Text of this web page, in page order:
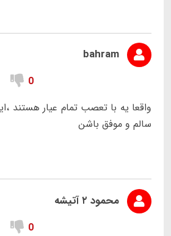
bahram
0
واقعا یه با تعصب تمام عیار هستند
سالم و موفق باشن
محمود ۲ آتیشه
0